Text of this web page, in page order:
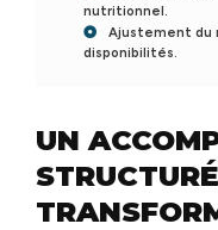
nutritionnel.
Ajustement du
disponibilités.
UN